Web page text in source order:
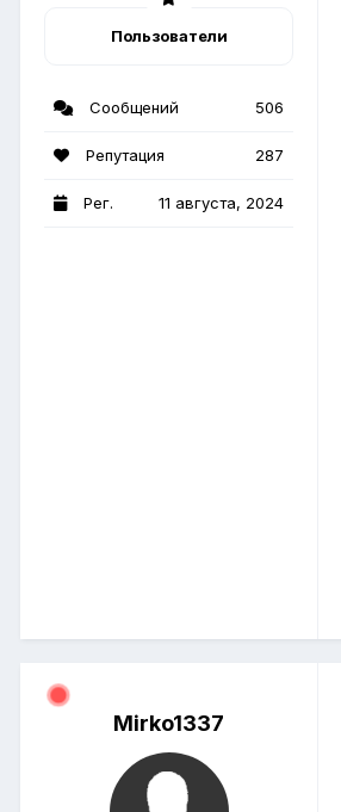
Пользователи
Сообщений 506
Репутация 287
Рег. 11 августа, 2024
Mirko1337